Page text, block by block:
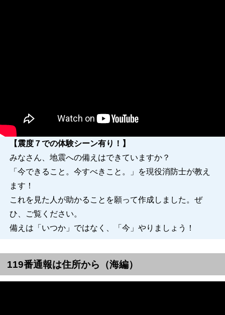
【震度７での体験シーン有り！】
みなさん、地震への備えはできていますか？
「今できること。今すべきこと。」を現役消防士が教え
ます！
これを見た人が助かることを願って作成しました。ぜ
ひ、ご覧ください。
備えは「いつか」ではなく、「今」やりましょう！
119番通報は住所から（海編）